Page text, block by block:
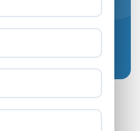
e agricultura
— PREFEITURA